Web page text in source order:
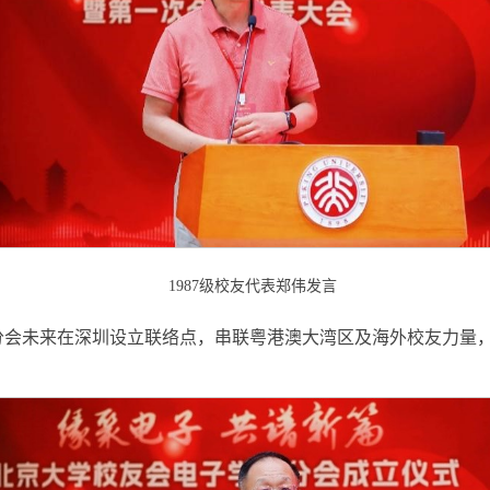
1987级校友代表郑伟发言
未来在深圳设立联络点，串联粤港澳大湾区及海外校友力量